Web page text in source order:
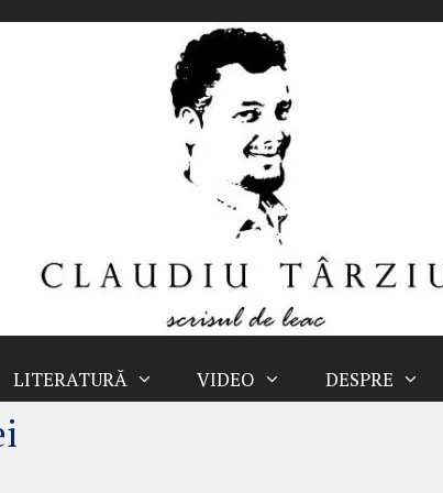
LITERATURĂ VIDEO DESPRE